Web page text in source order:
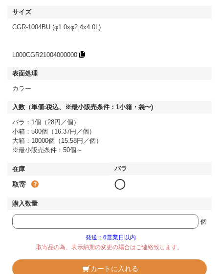
CGR-1004BU (φ1.0xφ2.4x4.0L)
L000CGR21004000000
カラー
バラ：1個（28円／個）
小箱：500個（16.37円／個）
大箱：10000個（15.58円／個）
※最小販売条件：50個～
取寄 ◯
個
発送：6営業日以内
取寄品の為、表示納期の変更の場合はご連絡致します。
カートに入れる